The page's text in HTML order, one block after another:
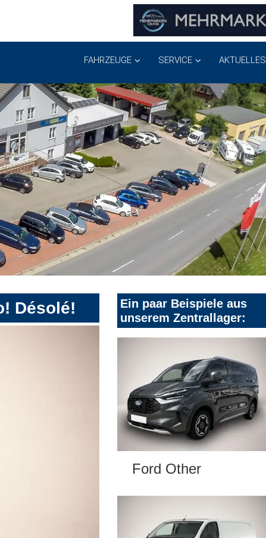
FAHRZEUGE SERVICE AKTUELLES
Désolé!
Ein paar Beispiele aus
unserem Zentrallager:
Ford Other